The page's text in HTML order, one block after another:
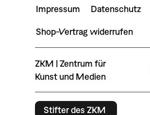
Impressum Datenschutz
Shop-Vertrag widerrufen
ZKM | Zentrum für
Kunst und Medien
Stifter des ZKM